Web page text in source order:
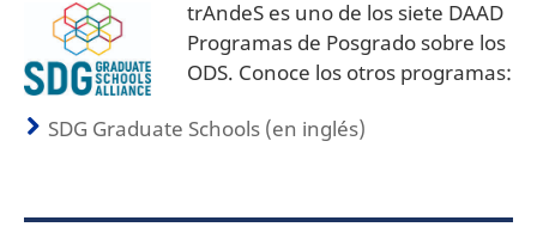
trAndeS es uno de los siete DAAD
Programas de Posgrado sobre los
ODS. Conoce los otros programas:
SDG Graduate Schools (en inglés)